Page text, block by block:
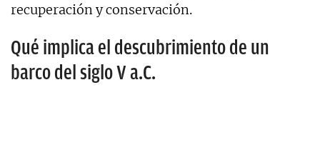
recuperación y conservación.
Qué implica el descubrimiento de un
barco del siglo V a.C.